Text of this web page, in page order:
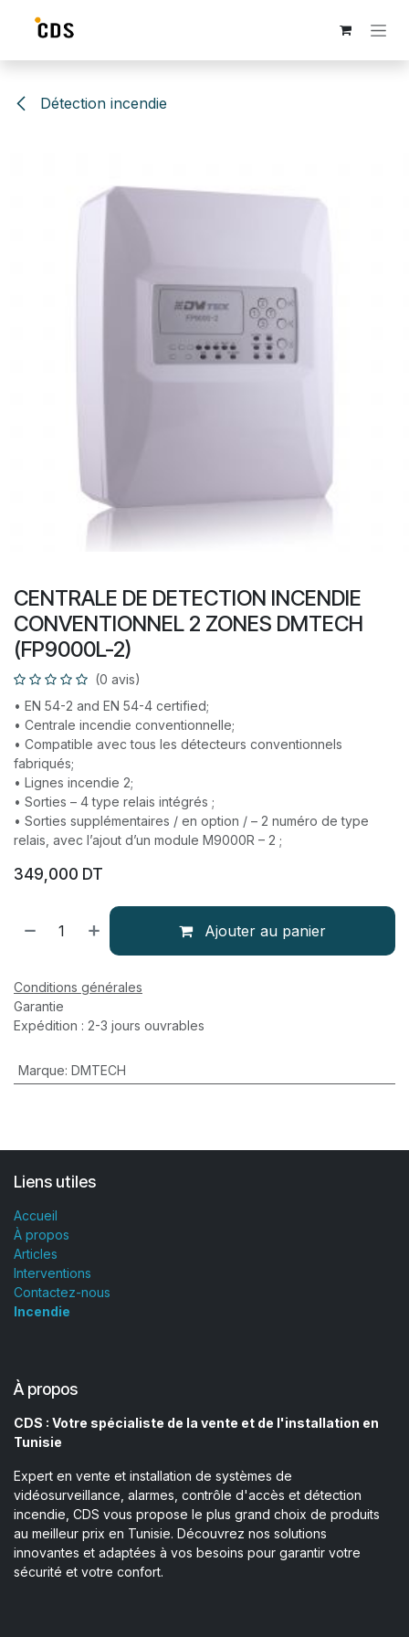
Détection incendie
CENTRALE DE DETECTION INCENDIE
CONVENTIONNEL 2 ZONES DMTECH
(FP9000L-2)
(0 avis)
• EN 54-2 and EN 54-4 certified;
• Centrale incendie conventionnelle;
• Compatible avec tous les détecteurs conventionnels
fabriqués;
• Lignes incendie 2;
• Sorties – 4 type relais intégrés ;
• Sorties supplémentaires / en option / – 2 numéro de type
relais, avec l’ajout d’un module M9000R – 2 ;
349,000 DT
Ajouter au panier
Conditions générales
Garantie
Expédition : 2-3 jours ouvrables
Marque: DMTECH
Liens utiles
Accueil
À propos
Articles
Interventions
Contactez-nous
Incendie
À propos
CDS : Votre spécialiste de la vente et de l'installation en
Tunisie
Expert en vente et installation de systèmes de
vidéosurveillance, alarmes, contrôle d'accès et détection
incendie, CDS vous propose le plus grand choix de produits
au meilleur prix en Tunisie. Découvrez nos solutions
innovantes et adaptées à vos besoins pour garantir votre
sécurité et votre confort.